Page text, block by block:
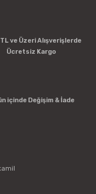
ve Üzeri Alışverişlerde
Ücretsiz Kargo
içinde Değişim & İade